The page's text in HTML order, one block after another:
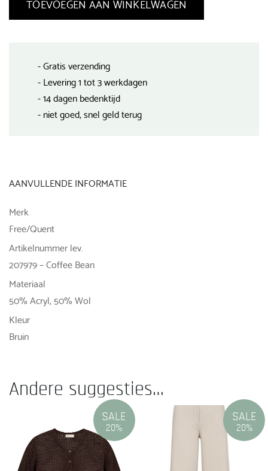
- Gratis verzending
- Levering 1 tot 3 werkdagen
- 14 dagen bedenktijd
- niet goed, snel geld terug
AANVULLENDE INFORMATIE
Merk
Free/Quent
Artikelnummer lev.
207979 – Coffee Bean
Materiaal
50% Acryl, 50% Wol
Kleur
Bruin
Andere suggesties…
SALE
20%
SALE
20%